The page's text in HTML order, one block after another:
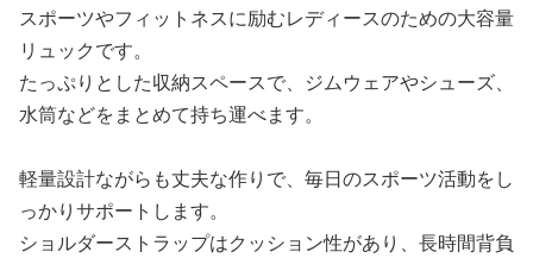
スポーツやフィットネスに励むレディースのための大容量
リュックです。
たっぷりとした収納スペースで、ジムウェアやシューズ、
水筒などをまとめて持ち運べます。
軽量設計ながらも丈夫な作りで、毎日のスポーツ活動をし
っかりサポートします。
ショルダーストラップはクッション性があり、長時間背負